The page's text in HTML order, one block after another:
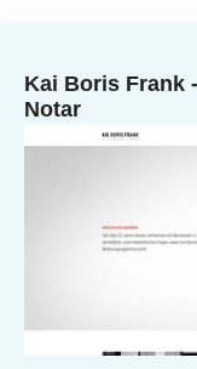
Kai Boris Frank
Notar